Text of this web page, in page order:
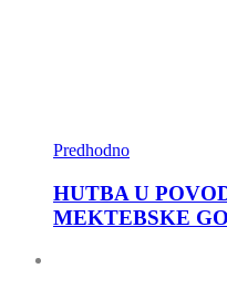
Predhodno
HUTBA U
MEKTEBSKE